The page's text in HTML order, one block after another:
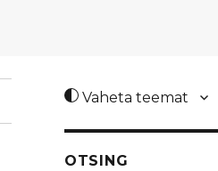
Vaheta teemat
OTSING